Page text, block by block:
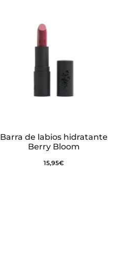
Barra de labios hidratante
Berry Bloom
15,95€